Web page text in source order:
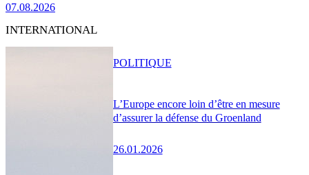
07.08.2026
INTERNATIONAL
L’Europe encore loin d’être en mesure
d’assurer la défense du Groenland
26.01.2026
POLITIQUE